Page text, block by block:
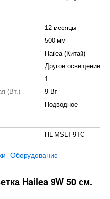
12 месяцы
500 мм
Hailea (Китай)
Другое освещение
1
(Вт.)
9 Вт
Подводное
HL-MSLT-9TC
Оборудование
Hailea 9W 50 см.